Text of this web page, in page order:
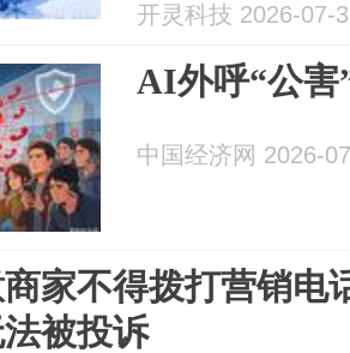
开灵科技 2026-07-
AI外呼“公害
中国经济网 2026-
家不得拨打营销电
被投诉